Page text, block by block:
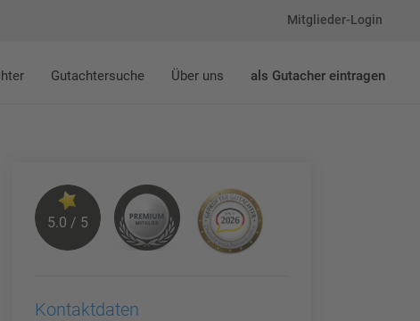
Mitglieder-Login
Gutachtersuche Über uns als Gutacher eintragen
5.0 / 5
Kontaktdaten